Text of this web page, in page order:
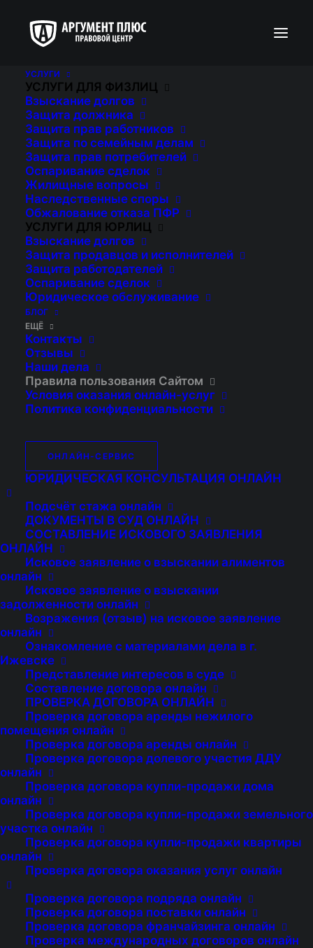
УСЛУГИ
УСЛУГИ ДЛЯ ФИЗЛИЦ
Взыскание долгов
Защита должника
Защита прав работников
Защита по семейным делам
Защита прав потребителей
Оспаривание сделок
Жилищные вопросы
Наследственные споры
Обжалование отказа ПФР
УСЛУГИ ДЛЯ ЮРЛИЦ
Взыскание долгов
Защита продавцов и исполнителей
Защита работодателей
Оспаривание сделок
Юридическое обслуживание
БЛОГ
ЕЩЁ
Контакты
Отзывы
Наши дела
Правила пользования Сайтом
Условия оказания онлайн-услуг
Политика конфиденциальности
ОНЛАЙН-СЕРВИС
ЮРИДИЧЕСКАЯ КОНСУЛЬТАЦИЯ ОНЛАЙН
Подсчёт стажа онлайн
ДОКУМЕНТЫ В СУД ОНЛАЙН
СОСТАВЛЕНИЕ ИСКОВОГО ЗАЯВЛЕНИЯ
ОНЛАЙН
Исковое заявление о взыскании алиментов
онлайн
Исковое заявление о взыскании
задолженности онлайн
Возражения (отзыв) на исковое заявление
онлайн
Ознакомление с материалами дела в г.
Ижевске
Представление интересов в суде
Составление договора онлайн
ПРОВЕРКА ДОГОВОРА ОНЛАЙН
Проверка договора аренды нежилого
помещения онлайн
Проверка договора аренды онлайн
Проверка договора долевого участия ДДУ
онлайн
Проверка договора купли-продажи дома
онлайн
Проверка договора купли-продажи земельного
участка онлайн
Проверка договора купли-продажи квартиры
онлайн
Проверка договора оказания услуг онлайн
Проверка договора подряда онлайн
Проверка договора поставки онлайн
Проверка договора франчайзинга онлайн
Проверка международных договоров онлайн
ПРАВИЛА
ПОЛЬЗОВАНИЯ
Добро пожаловать на Сайт правового
центра «Аргумент Плюс», интернет-ресурс,
который позволит Вам получать
квалифицированные юридические услуги в
режиме онлайн.
Вы также можете ознакомиться с
Политикой конфиденциальности
персональных данных.
Администрация Сайта предоставляет Вам
доступ к использованию Сайта и его
функционала на условиях, являющихся
предметом настоящих Правил пользования